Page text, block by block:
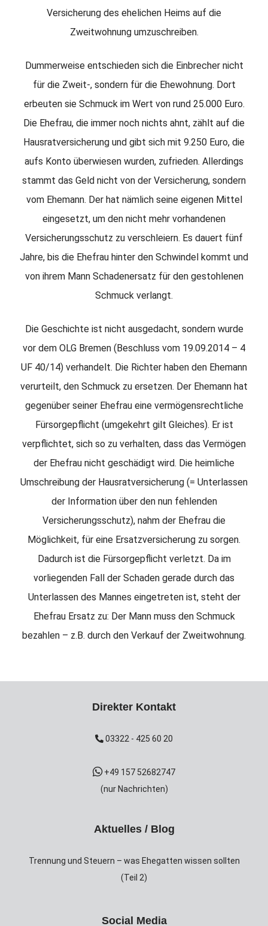
Versicherung des ehelichen Heims auf die
Zweitwohnung umzuschreiben.
Dummerweise entschieden sich die Einbrecher nicht
für die Zweit-, sondern für die Ehewohnung. Dort
erbeuten sie Schmuck im Wert von rund 25.000 Euro.
Die Ehefrau, die immer noch nichts ahnt, zählt auf die
Hausratversicherung und gibt sich mit 9.250 Euro, die
aufs Konto überwiesen wurden, zufrieden. Allerdings
stammt das Geld nicht von der Versicherung, sondern
vom Ehemann. Der hat nämlich seine eigenen Mittel
eingesetzt, um den nicht mehr vorhandenen
Versicherungsschutz zu verschleiern. Es dauert fünf
Jahre, bis die Ehefrau hinter den Schwindel kommt und
von ihrem Mann Schadenersatz für den gestohlenen
Schmuck verlangt.
Die Geschichte ist nicht ausgedacht, sondern wurde
vor dem OLG Bremen (Beschluss vom 19.09.2014 – 4
UF 40/14) verhandelt. Die Richter haben den Ehemann
verurteilt, den Schmuck zu ersetzen. Der Ehemann hat
gegenüber seiner Ehefrau eine vermögensrechtliche
Fürsorgepflicht (umgekehrt gilt Gleiches). Er ist
verpflichtet, sich so zu verhalten, dass das Vermögen
der Ehefrau nicht geschädigt wird. Die heimliche
Umschreibung der Hausratversicherung (= Unterlassen
der Information über den nun fehlenden
Versicherungsschutz), nahm der Ehefrau die
Möglichkeit, für eine Ersatzversicherung zu sorgen.
Dadurch ist die Fürsorgepflicht verletzt. Da im
vorliegenden Fall der Schaden gerade durch das
Unterlassen des Mannes eingetreten ist, steht der
Ehefrau Ersatz zu: Der Mann muss den Schmuck
bezahlen – z.B. durch den Verkauf der Zweitwohnung.
Direkter Kontakt
03322 - 425 60 20
+49 157 52682747
(nur Nachrichten)
Aktuelles / Blog
Trennung und Steuern – was Ehegatten wissen sollten
(Teil 2)
Social Media